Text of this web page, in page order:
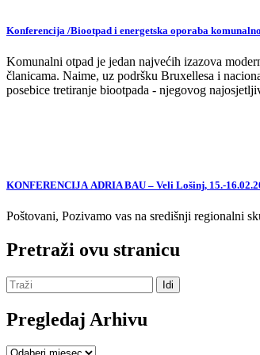
Konferencija /Biootpad i energetska oporaba
Komunalni otpad je jedan najvećih izazova
članicama. Naime, uz podršku Bruxellesa i
posebice tretiranje biootpada - njegovog
KONFERENCIJA ADRIA BAU – Veli Lošinj, 15.-
Poštovani, Pozivamo vas na središnji regionalni
Pretraži ovu stranicu
Pregledaj Arhivu
Pregledaj